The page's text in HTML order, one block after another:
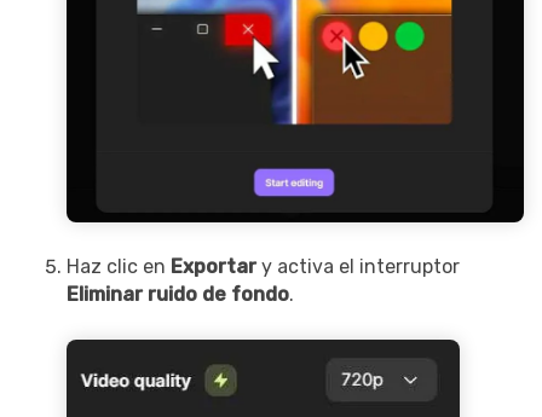
Haz clic en Exportary activa el interruptor
Eliminar ruido de fondo.